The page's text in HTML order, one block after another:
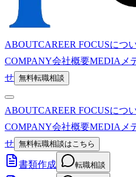
ABOUTCAREER FOCUSにつ
COMPANY会社概要MEDIA メ
せ 無料転職相談
ABOUTCAREER FOCUSにつ
COMPANY会社概要MEDIA メ
せ 無料転職相談はこちら
書類作成 転職相談